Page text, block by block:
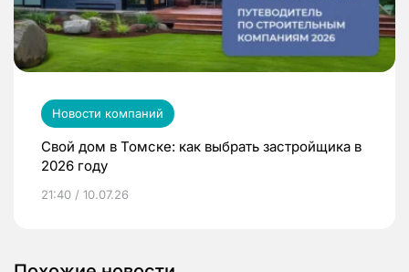
Новости компаний
Свой дом в Томске: как выбрать застройщика в
2026 году
21:40 / 10.07.26